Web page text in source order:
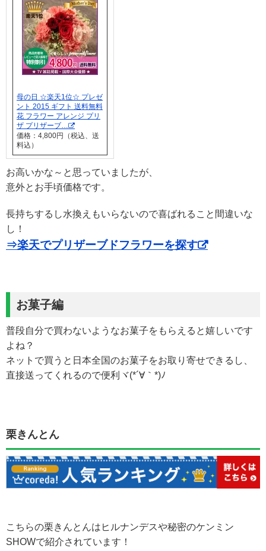
母の日 ☆楽天1位☆ プレゼ
ント 2015 ギフト 送料無料
花 フラワー アレンジ プリ
ザ プリザーブ…
価格：4,800円（税込、送
料込）
お高いかな～と思っていましたが、
意外とお手頃価格です。
長持ちするし水換えもいらないので喜ばれること間違いな
し！
⇒楽天でプリザーブドフラワーを探す
お菓子編
普段自分で買わないようなお菓子をもらえると嬉しいです
よね？
ネットで買うと日本全国のお菓子をお取り寄せできるし、
直接送ってくれるので便利ヾ(*´∀｀*)ﾉ
栗きんとん
こちらの栗きんとんはヒルナンデスや秘密のケンミン
SHOWで紹介されています！